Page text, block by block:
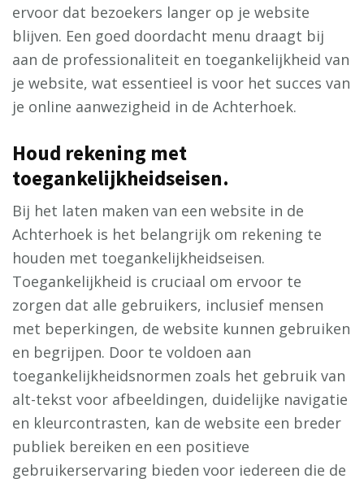
ervoor dat bezoekers langer op je website
blijven. Een goed doordacht menu draagt bij
aan de professionaliteit en toegankelijkheid van
je website, wat essentieel is voor het succes van
je online aanwezigheid in de Achterhoek.
Houd rekening met
toegankelijkheidseisen.
Bij het laten maken van een website in de
Achterhoek is het belangrijk om rekening te
houden met toegankelijkheidseisen.
Toegankelijkheid is cruciaal om ervoor te
zorgen dat alle gebruikers, inclusief mensen
met beperkingen, de website kunnen gebruiken
en begrijpen. Door te voldoen aan
toegankelijkheidsnormen zoals het gebruik van
alt-tekst voor afbeeldingen, duidelijke navigatie
en kleurcontrasten, kan de website een breder
publiek bereiken en een positieve
gebruikerservaring bieden voor iedereen die de